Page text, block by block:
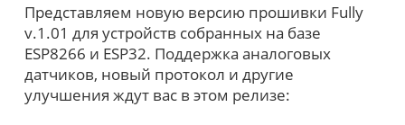
Представляем новую версию прошивки Fully
v.1.01 для устройств собранных на базе
ESP8266 и ESP32. Поддержка аналоговых
датчиков, новый протокол и другие
улучшения ждут вас в этом релизе: